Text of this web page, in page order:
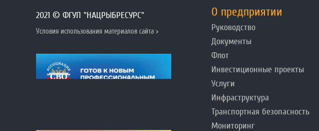
2021 © ФГУП "НАЦРЫБРЕСУРС"
Условия использования материалов сайта >
О предприятии
Руководство
Документы
Флот
Инвестиционные проекты
Услуги
Инфраструктура
Транспортная безопасность
Мониторинг